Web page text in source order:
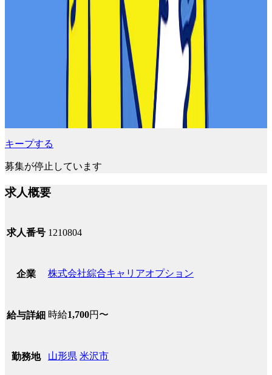
キープする
募集が停止しています
求人概要
求人番号 1210804
企業 株式会社綜合キャリアオプション
給与詳細 時給1,700円〜
勤務地 山形県 米沢市